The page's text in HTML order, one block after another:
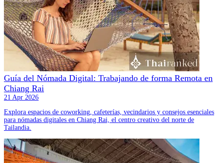
Guía del Nómada Digital: Trabajando de forma Remota en
Chiang Rai
21 Apr 2026
Explora espacios de coworking, cafeterías, vecindarios y consejos esenciales
para nómadas digitales en Chiang Rai, el centro creativo del norte de
Tailandia.